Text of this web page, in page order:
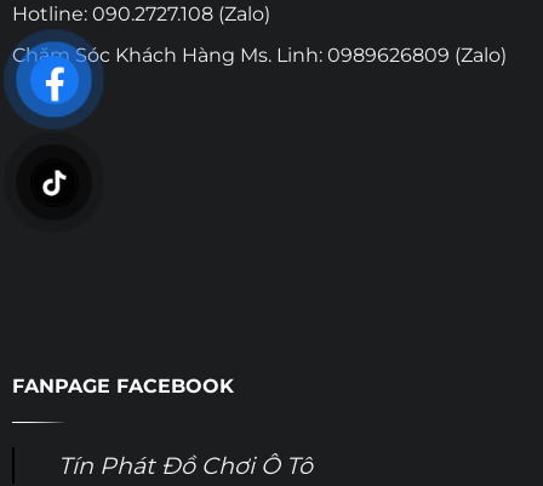
Hotline: 090.2727.108 (Zalo)
Chăm Sóc Khách Hàng Ms. Linh: 0989626809 (Zalo)
FANPAGE FACEBOOK
Tín Phát Đồ Chơi Ô Tô